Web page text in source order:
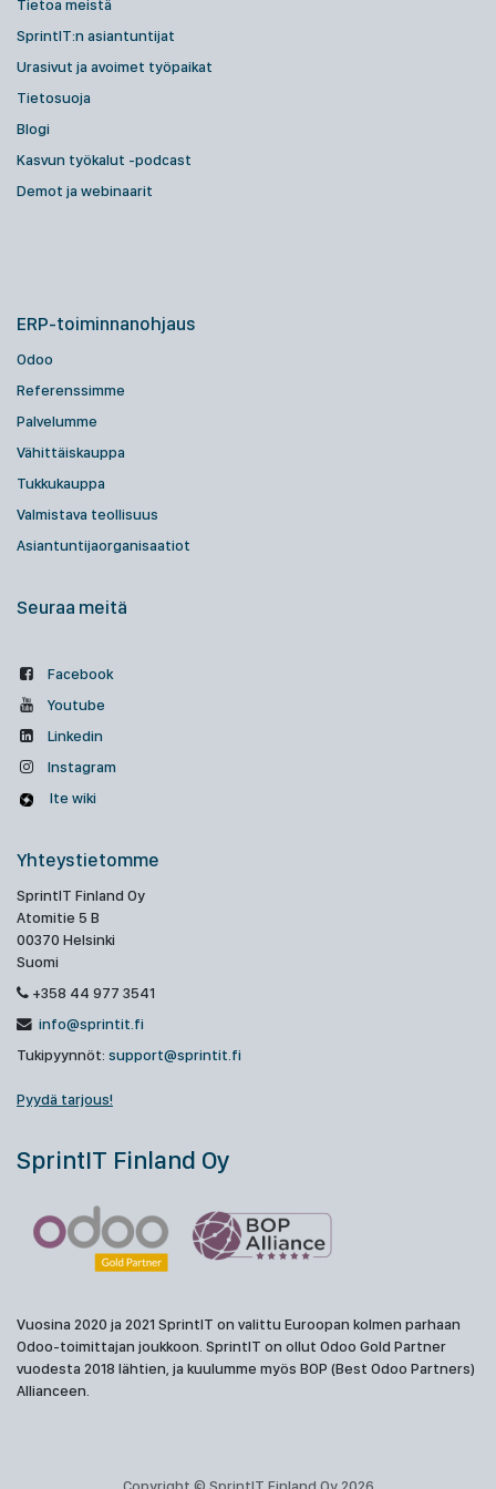
Tietoa meistä
SprintIT:n asiantuntijat
Urasivut ja avoimet työpaikat
Tietosuoja
Blogi
Kasvun työkalut -podcast
Demot ja webinaarit
ERP-toiminnanohjaus
Odoo
Referenssimme
Palvelumme
Vähittäiskauppa
Tukkukauppa
Valmistava teollisuus
Asiantuntijaorganisaatiot
Seuraa meitä
Facebook
Youtube
Linkedin
Instagram
Ite wiki
Yhteystietomme
SprintIT Finland Oy
Atomitie 5 B
00370 Helsinki
Suomi
+358 44 977 3541
info@sprintit.fi
Tukipyynnöt: support@sprintit.fi
Pyydä tarjous!
SprintIT Finland Oy
Vuosina 2020 ja 2021 SprintIT on valittu Euroopan kolmen parhaan
Odoo-toimittajan joukkoon. SprintIT on ollut Odoo Gold Partner
vuodesta 2018 lähtien, ja kuulumme myös BOP (Best Odoo Partners)
Allianceen.
Copyright © SprintIT Finland Oy 2026